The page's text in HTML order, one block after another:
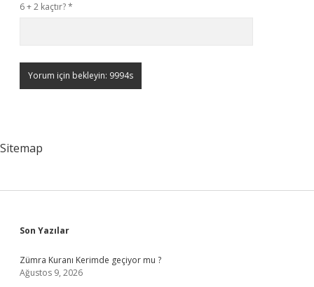
6 + 2 kaçtır?*
Sitemap
Sidebar
Son Yazılar
Zümra Kuranı Kerimde geçiyor mu ?
Ağustos 9, 2026